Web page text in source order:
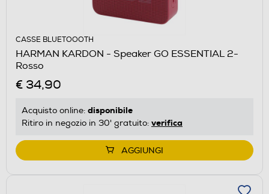
CASSE BLUETOOOTH
HARMAN KARDON - Speaker GO ESSENTIAL 2-
Rosso
€ 34,90
Acquisto online: disponibile
Ritiro in negozio in 30' gratuito: verifica
AGGIUNGI